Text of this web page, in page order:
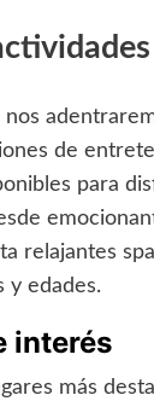
nos
de
para
relajantes
y edades.
interés
más